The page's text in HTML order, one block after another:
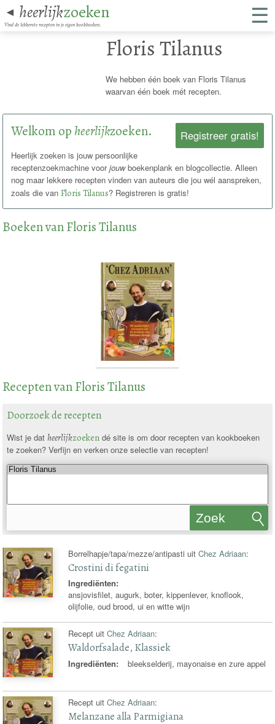
◄ heerlijkzoeken
Vind de lekkerste recepten in je eigen kookboeken. ☰
Floris Tilanus
We hebben één boek van Floris Tilanus
waarvan één boek mét recepten.
Registreer gratis!
Welkom op heerlijkzoeken.
Heerlijk zoeken is jouw persoonlijke
receptenzoekmachine voorjouwboekenplank en blogcollectie. Alleen
nog maar lekkere recepten vinden van auteurs die jou wél aanspreken,
zoals die van Floris Tilanus? Registreren is gratis!
Boeken van Floris Tilanus
Recepten van Floris Tilanus
Doorzoek de recepten
Wist je dat heerlijkzoekendé site is om door recepten van kookboeken
te zoeken? Verfijn en verken onze selectie van recepten!
Zoek
Borrelhapje/tapa/mezze/antipasti uitChez Adriaan:
Crostini di fegatini
Ingrediënten:
ansjovisfilet, augurk, boter, kippenlever, knoflook,
olijfolie, oud brood, ui en witte wijn
Recept uitChez Adriaan:
Waldorfsalade, Klassiek
Ingrediënten: bleekselderij, mayonaise en zure appel
Recept uitChez Adriaan:
Melanzane alla Parmigiana